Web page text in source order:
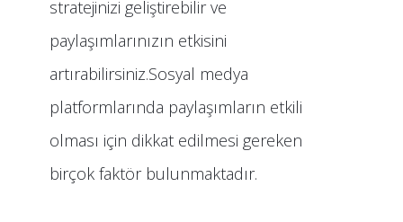
stratejinizi geliştirebilir ve
paylaşımlarınızın etkisini
artırabilirsiniz.Sosyal medya
platformlarında paylaşımların etkili
olması için dikkat edilmesi gereken
birçok faktör bulunmaktadır.